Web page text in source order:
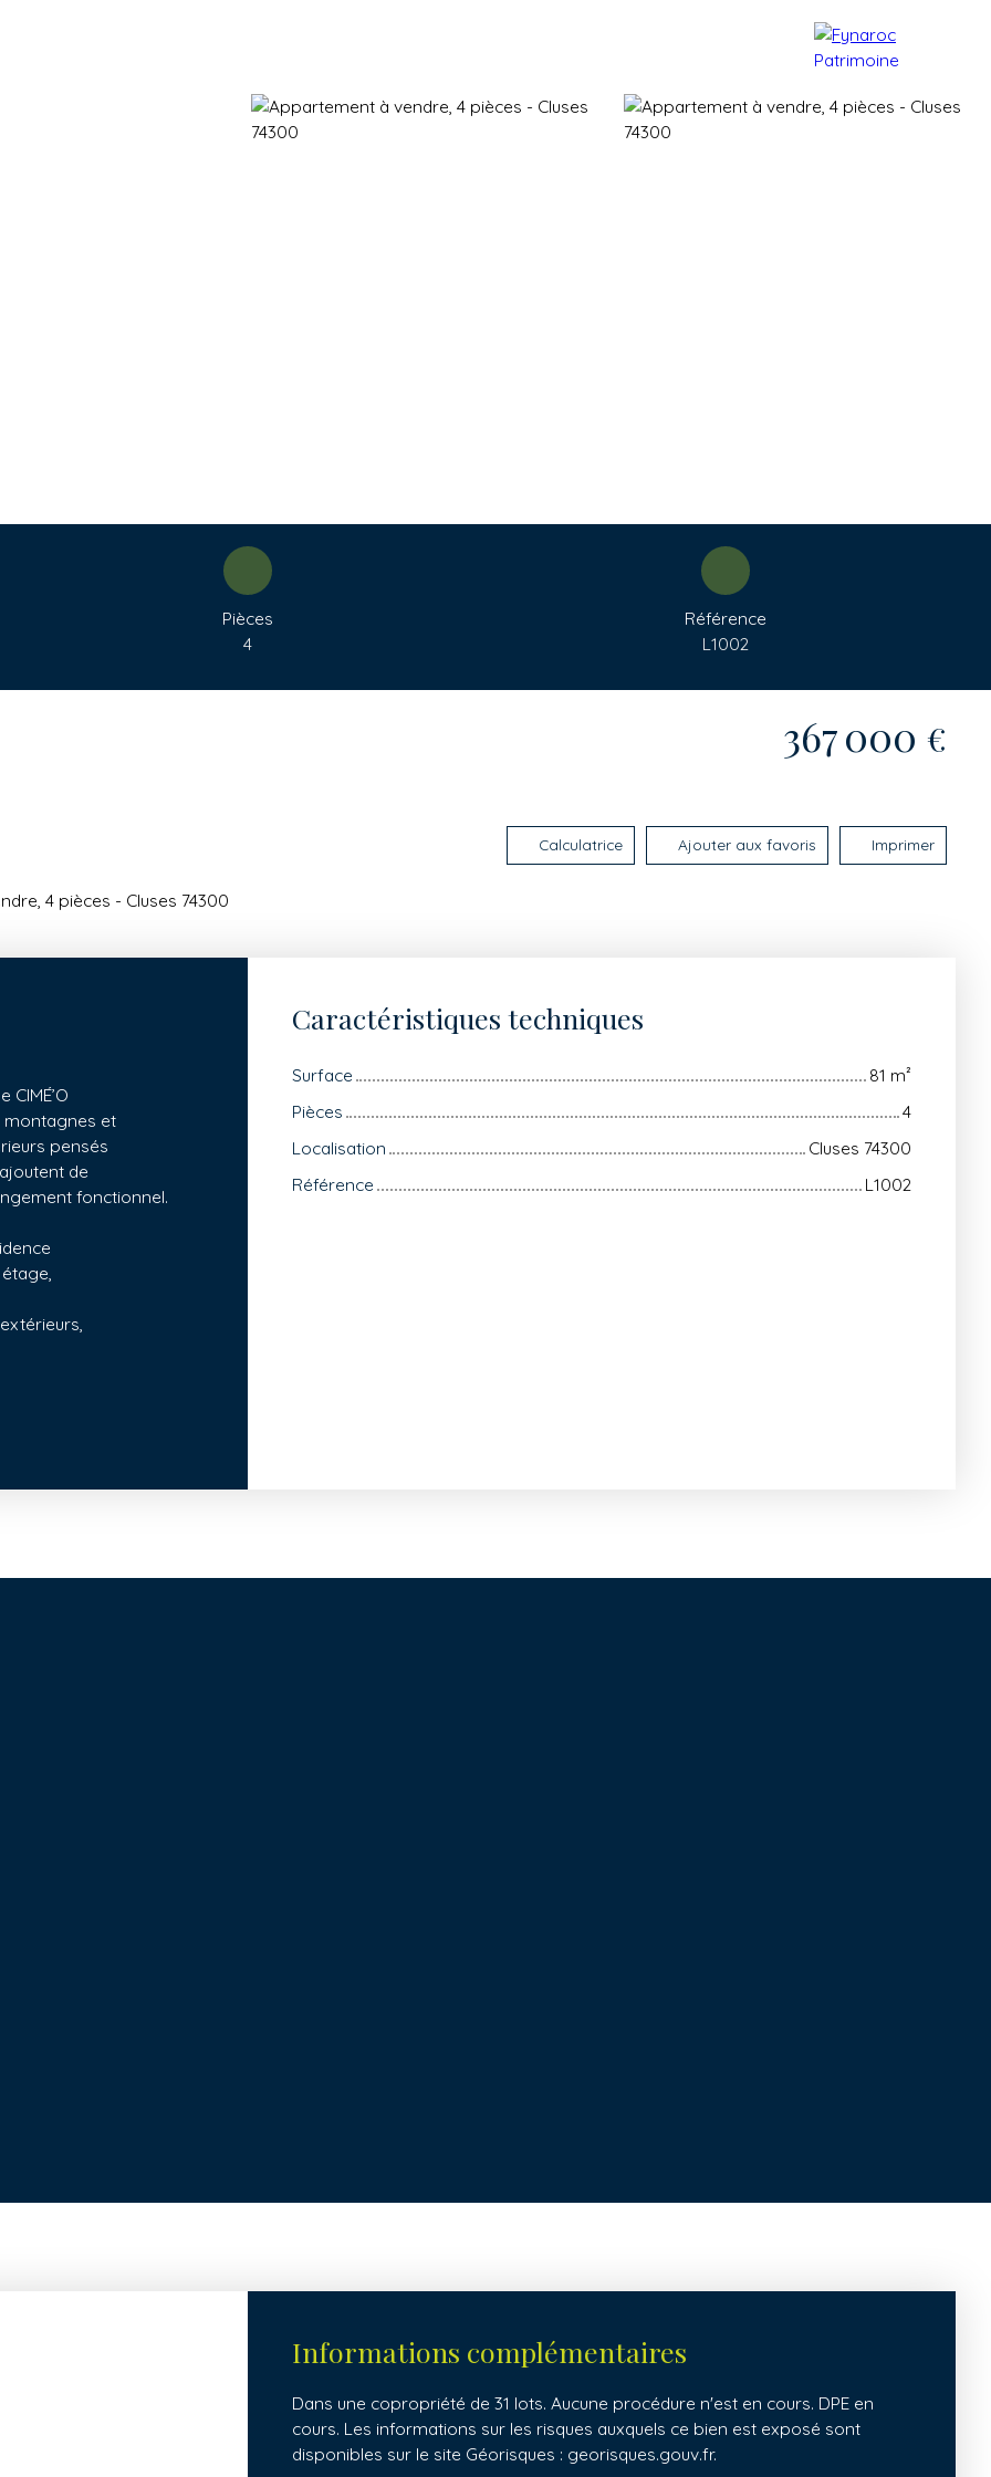
Immobilier en revente Actualités
Pièces
4
Référence
L1002
367 000 €
Calculatrice Ajouter aux favoris Imprimer
4 pièces - Cluses 74300
montagnes et
pensés
de
fonctionnel.
Caractéristiques techniques
Surface 81 m²
Pièces
4
Localisation
Cluses 74300
Référence
L1002
Informations complémentaires
Dans une copropriété de 31 lots. Aucune procédure n'est en cours. DPE en
cours. Les informations sur les risques auxquels ce bien est exposé sont
disponibles sur le site Géorisques : georisques.gouv.fr.